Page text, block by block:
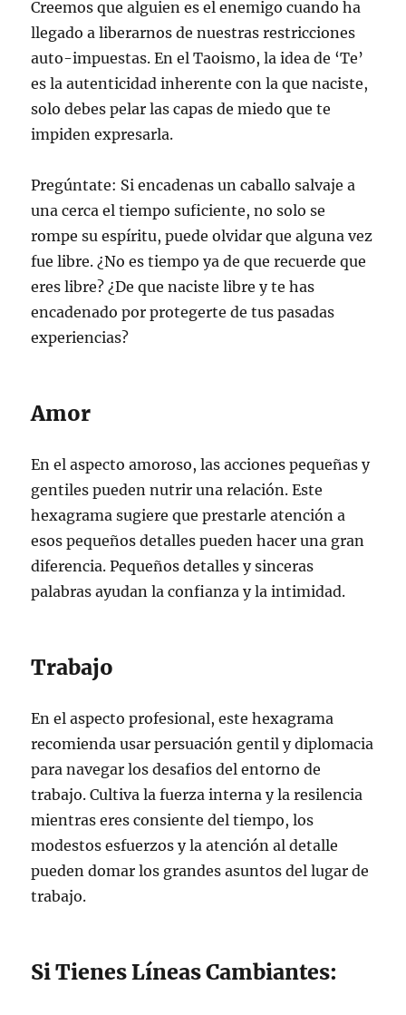
Creemos que alguien es el enemigo cuando ha
llegado a liberarnos de nuestras restricciones
auto-impuestas. En el Taoismo, la idea de ‘Te’
es la autenticidad inherente con la que naciste,
solo debes pelar las capas de miedo que te
impiden expresarla.
Pregúntate: Si encadenas un caballo salvaje a
una cerca el tiempo suficiente, no solo se
rompe su espíritu, puede olvidar que alguna vez
fue libre. ¿No es tiempo ya de que recuerde que
eres libre? ¿De que naciste libre y te has
encadenado por protegerte de tus pasadas
experiencias?
Amor
En el aspecto amoroso, las acciones pequeñas y
gentiles pueden nutrir una relación. Este
hexagrama sugiere que prestarle atención a
esos pequeños detalles pueden hacer una gran
diferencia. Pequeños detalles y sinceras
palabras ayudan la confianza y la intimidad.
Trabajo
En el aspecto profesional, este hexagrama
recomienda usar persuación gentil y diplomacia
para navegar los desafios del entorno de
trabajo. Cultiva la fuerza interna y la resilencia
mientras eres consiente del tiempo, los
modestos esfuerzos y la atención al detalle
pueden domar los grandes asuntos del lugar de
trabajo.
Si Tienes Líneas Cambiantes: